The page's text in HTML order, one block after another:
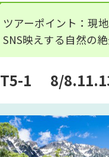
ツアーポイント：現
SNS映えする自然の
T5-1 8/